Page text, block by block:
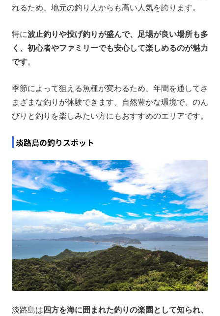
れるため、地元の釣り人からも高い人気を誇ります。
特に波止釣りや投げ釣りが盛んで、足場が良い場所も多
く、初心者やファミリーでも安心して楽しめるのが魅力
です。
季節によって狙える魚種が変わるため、年間を通してさ
まざまな釣りが体験できます。自然豊かな環境で、のん
びりと釣りを楽しみたい方にもおすすめのエリアです。
淡路島の釣りスポット
淡路島は 四方を海に囲まれた釣りの楽園として知られ、